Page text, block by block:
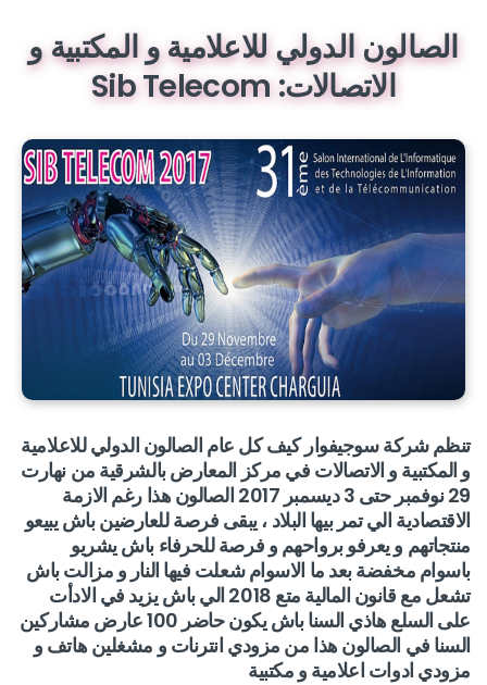
الصالون الدولي للاعلامية و المكتبية و
الاتصالات: Sib Telecom
تنظم شركة سوجيفوار كيف كل عام الصالون الدولي للاعلامية
و المكتبية و الاتصالات في مركز المعارض بالشرقية من نهارت
29 نوفمبر حتى 3 ديسمبر 2017 الصالون هذا رغم الازمة
الاقتصادية الي تمر بيها البلاد ، يبقى فرصة للعارضين باش يبيعو
منتجاتهم و يعرفو برواحهم و فرصة للحرفاء باش يشريو
باسوام مخفضة بعد ما الاسوام شعلت فيها النار و مزالت باش
تشعل مع قانون المالية متع 2018 الي باش يزيد في الادأت
على السلع هاذي السنا باش يكون حاضر 100 عارض مشاركين
السنا في الصالون هذا من مزودي انترنات و مشغلين هاتف و
مزودي ادوات اعلامية و مكتبية